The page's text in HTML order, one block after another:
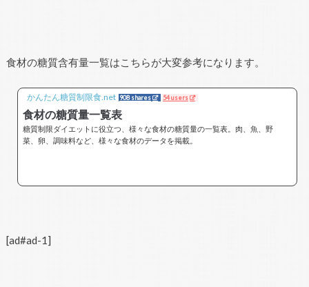
食材の糖質含有量一覧はこちらが大変参考になります。
かんたん糖質制限食.net 908 shares 54 users
食材の糖質量一覧表
糖質制限ダイエットに役立つ、様々な食材の糖質量の一覧表。肉、魚、野
菜、卵、調味料など、様々な食材のデータを掲載。
[ad#ad-1]